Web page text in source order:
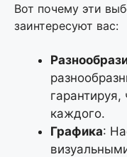
Вот почему эти
заинтересуют вас:
каждого.
Графика: